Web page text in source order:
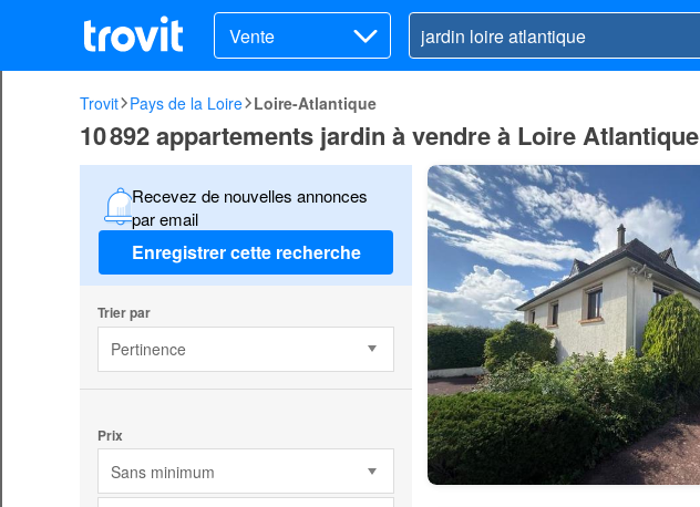
Vente
Trovit Pays de la Loire Loire-Atlantique
10 892 appartements jardin à vendre à Loire Atlantique
Recevez de nouvelles annonces
par email
Enregistrer cette recherche
Trier par
Pertinence
Prix
Sans minimum